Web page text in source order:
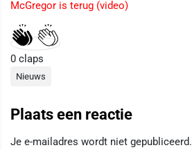
McGregor is terug (video)
0 claps
Nieuws
Plaats een reactie
Je e-mailadres wordt niet gepubliceerd.